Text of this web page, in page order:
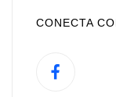
CONECTA